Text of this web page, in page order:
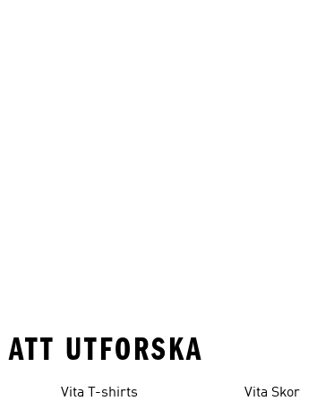
UTFORSKA
Vita T-shirts Vita Skor